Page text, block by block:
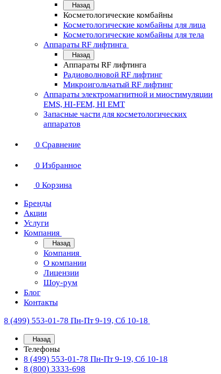
Назад
Косметологические комбайны
Косметологические комбайны для лица
Косметологические комбайны для тела
Аппараты RF лифтинга
Назад
Аппараты RF лифтинга
Радиоволновой RF лифтинг
Микроигольчатый RF лифтинг
Аппараты электромагнитной и миостимуляции
EMS, HI-FEM, HI EMT
Запасные части для косметологических
аппаратов
0 Сравнение
0 Избранное
0 Корзина
Бренды
Акции
Услуги
Компания
Назад
Компания
О компании
Лицензии
Шоу-рум
Блог
Контакты
8 (499) 553-01-78 Пн-Пт 9-19, Сб 10-18
Назад
Телефоны
8 (499) 553-01-78 Пн-Пт 9-19, Сб 10-18
8 (800) 3333-698